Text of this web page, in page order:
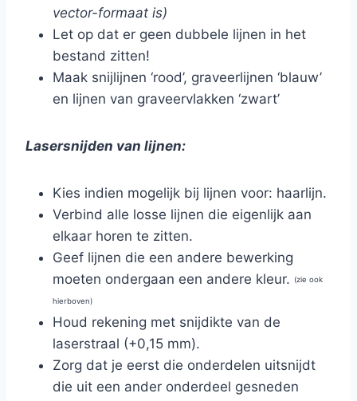
vector-formaat is)
Let op dat er geen dubbele lijnen in het
bestand zitten!
Maak snijlijnen ‘rood’, graveerlijnen ‘blauw’
en lijnen van graveervlakken ‘zwart’
Lasersnijden van lijnen:
Kies indien mogelijk bij lijnen voor: haarlijn.
Verbind alle losse lijnen die eigenlijk aan
elkaar horen te zitten.
Geef lijnen die een andere bewerking
moeten ondergaan een andere kleur.
(zie ook
hierboven)
Houd rekening met snijdikte van de
laserstraal (+0,15 mm).
Zorg dat je eerst die onderdelen uitsnijdt
die uit een ander onderdeel gesneden